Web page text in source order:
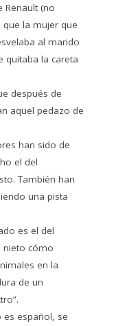
Renault (no
la mujer que
al marido
quitaba la careta
después de
aquel pedazo de
han sido de
el del
También han
una pista
es el del
nieto cómo
en la
de un
es español, se